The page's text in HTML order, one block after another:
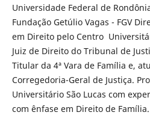
Universidade Federal de
Fundação Getúlio Vagas - FGV
em Direito pelo Centro
Juiz de Direito do Tribunal de
Titular da 4ª Vara de Família e,
Corregedoria-Geral de Justiça.
Universitário São Lucas com
com ênfase em Direito de Família.